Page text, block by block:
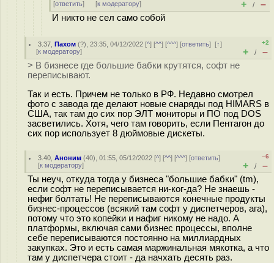
[ответить] [к модератору] + / –
И никто не сел само собой
3.37 ,Пахом (?), 23:35, 04/12/2022 [^] [^^] [^^^] [ответить][↑]
[к модератору]
+2
+ / –
> В бизнесе где большие бабки крутятся, софт не
переписывают.
Так и есть. Причем не только в РФ. Недавно смотрел
фото с завода где делают новые снаряды под HIMARS в
США, так там до сих пор ЭЛТ мониторы и ПО под DOS
засветились. Хотя, чего там говорить, если Пентагон до
сих пор использует 8 дюймовые дискеты.
3.40 ,Аноним (40), 01:55, 05/12/2022 [^] [^^] [^^^] [ответить]
[к модератору]
–6
+ / –
Ты неуч, откуда тогда у бизнеса "большие бабки" (tm),
если софт не переписывается ни-ког-да? Не знаешь -
нефиг болтать! Не переписываются конечные продукты
бизнес-процессов (всякий там софт у диспетчеров, ага),
потому что это копейки и нафиг никому не надо. А
платформы, включая сами бизнес процессы, вполне
себе переписываются постоянно на миллиардных
закупках. Это и есть самая маржинальная мякотка, а что
там у диспетчера стоит - да начхать десять раз.